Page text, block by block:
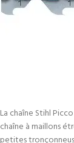
La chaîne Stihl
chaîne à maillons